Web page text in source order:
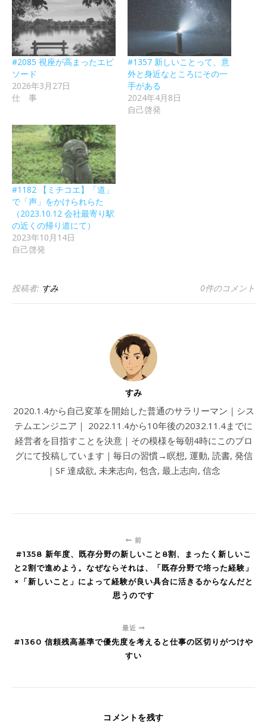
#2085 視座が高まったエピ
ソード
2026年3月27日
仕 事
#1357 新しいことって、意
外と身近なところにその一
手がある
2024年4月8日
自己啓発
#1182 【ミチコエ】「道」
で「声」をかけられらた
（2023.10.12 会社最寄り駅
の近くの帰り道にて）
2023年10月14日
自己啓発
投稿者: すみ 0件のコメント
すみ
2020.1.4から自己変革を開始した普通のサラリーマン｜シス
テムエンジニア｜ 2022.11.4から10年後の2032.11.4までに
経営者を目指すことを決意｜その模様を毎朝4時にこのブロ
グにて投稿しています｜毎日の習慣→瞑想, 運動, 読書, 発信
｜SF 達成欲, 未来志向, 包含, 最上志向, 信念
前
#1358 新年度、既存分野の新しいこと8割、まったく新しいこ
と2割で進めよう。なぜならそれは、「既存分野で培った経験」
×「新しいこと」によって経験が良い具合に活きるからなんだと
思うのです
最近
#1360 信頼残高基準で優先度を考えると仕事の区切りがつけや
すい
コメントを残す